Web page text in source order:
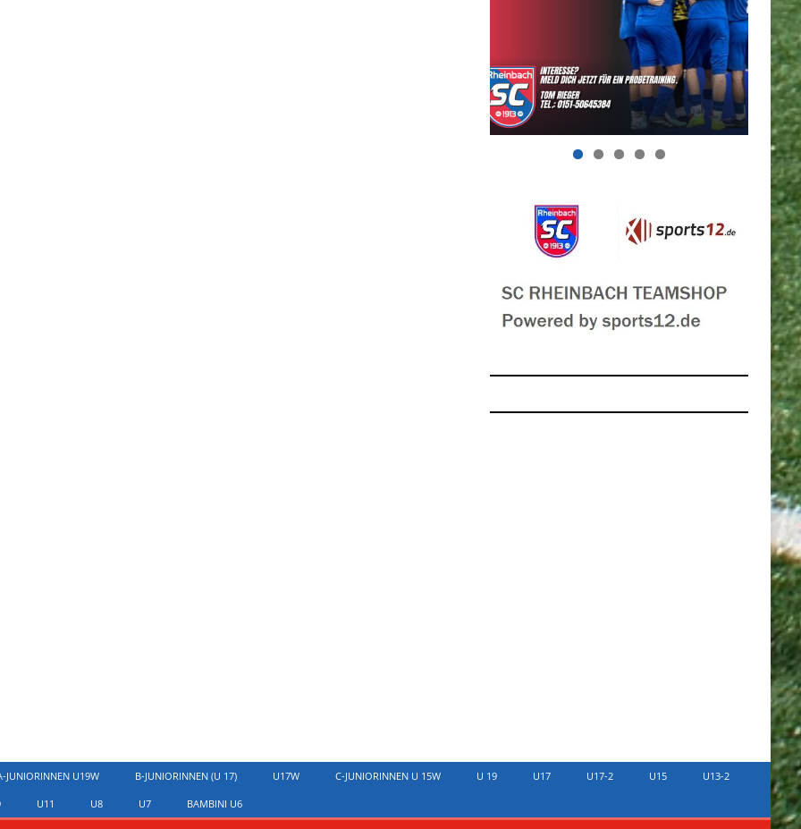
JUNIORINNEN U19W B-JUNIORINNEN (U 17) U17W C-JUNIORINNEN U 15W U 19 U17 U17-2 U15 U13-2
U11 U8 U7 BAMBINI U6